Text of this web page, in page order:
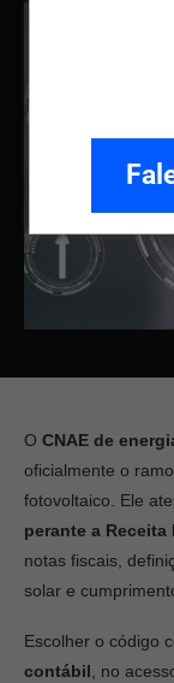
O CNAE de
oficialmente o
fotovoltaico. Ele
perante a Receita
notas fiscais,
solar e
Escolher o código
contábil , no